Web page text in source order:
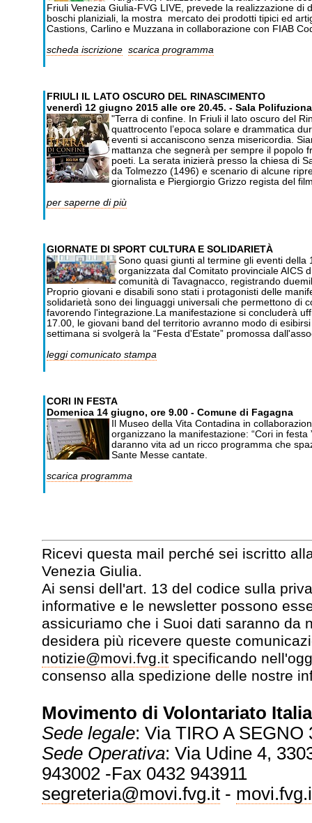
Friuli Venezia Giulia-FVG LIVE, prevede la realizzazione
boschi planiziali, la mostra mercato dei prodotti tipici ed
Castions, Carlino e Muzzana in collaborazione con FIAB
scheda iscrizione scarica programma
FRIULI IL LATO OSCURO DEL RINASCIMENTO
venerdì 12 giugno 2015 alle ore 20.45. - Sala
"Terra di confine. In Friuli il lato oscuro del
quattrocento l’epoca solare e drammatica
eventi si accaniscono senza misericordia.
mattanza che segnerà per sempre il popolo
poeti. La serata inizierà presso la chiesa di
da Tolmezzo (1496) e scenario di alcune
giornalista e Piergiorgio Grizzo regista del
per saperne di più
GIORNATE DI SPORT CULTURA E SOLIDARIETÀ
Sono quasi giunti al termine gli eventi della
organizzata dal Comitato provinciale AICS
comunità di Tavagnacco, registrando
Proprio giovani e disabili sono stati i protagonisti delle
solidarietà sono dei linguaggi universali che permettono di
favorendo l'integrazione.La manifestazione si concluderà
17.00, le giovani band del territorio avranno modo di
settimana si svolgerà la “Festa d'Estate” promossa
leggi comunicato stampa
CORI IN FESTA
Domenica 14 giugno, ore 9.00 - Comune di Fagagna
Il Museo della Vita Contadina in
organizzano la manifestazione: “Cori in
daranno vita ad un ricco programma che
Sante Messe cantate.
scarica programma
Ricevi questa mail perché sei iscritto
Venezia Giulia.
Ai sensi dell'art. 13 del codice sulla
informative e le newsletter possono
assicuriamo che i Suoi dati saranno da
desidera più ricevere queste
notizie@movi.fvg.itspecificando
consenso alla spedizione delle nostre
Movimento di Volontariato
Sede legale: Via TIRO A SEGNO
Sede Operativa: Via Udine 4,
943002 -Fax 0432 943911
segreteria@movi.fvg.it-